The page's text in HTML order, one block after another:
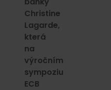
Christine
Lagarde,
která
na
výročním
sympoziu
ECB